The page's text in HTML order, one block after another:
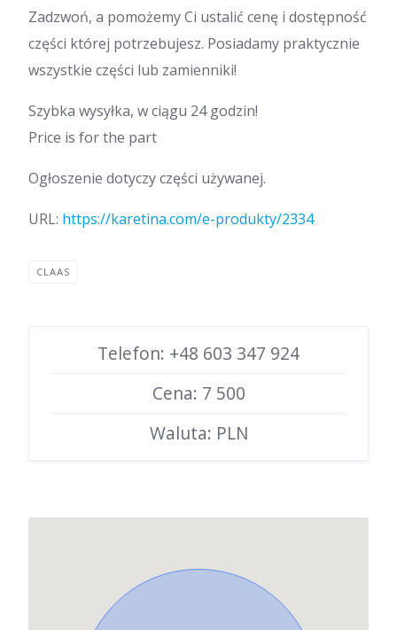
Zadzwoń, a pomożemy Ci ustalić cenę i dostępność
części której potrzebujesz. Posiadamy praktycznie
wszystkie części lub zamienniki!
Szybka wysyłka, w ciągu 24 godzin!
Price is for the part
Ogłoszenie dotyczy części używanej.
URL: https://karetina.com/e-produkty/2334
CLAAS
Telefon: +48 603 347 924
Cena: 7 500
Waluta: PLN